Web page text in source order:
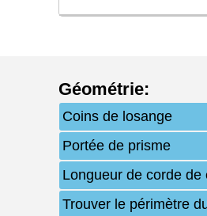
Géométrie:
Coins de losange
Portée de prisme
Longueur de corde de
Trouver le périmètre